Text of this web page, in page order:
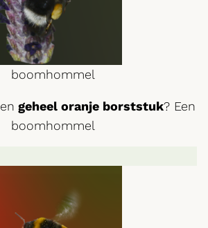
boomhommel
geheel oranje borststuk? Een
boomhommel